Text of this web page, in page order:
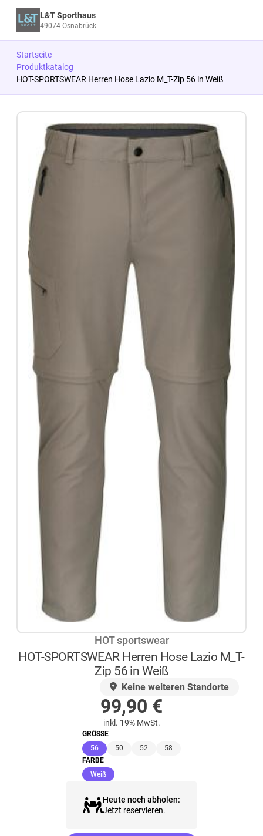
L&T Sporthaus
49074 Osnabrück
Startseite
Produktkatalog
HOT-SPORTSWEAR Herren Hose Lazio M_T-Zip 56 in Weiß
HOT sportswear
HOT-SPORTSWEAR Herren Hose Lazio M_T-
Zip 56 in Weiß
Keine weiteren Standorte
99,90 €
inkl. 19% MwSt.
GRÖSSE
56(ausgewählt)
50 52
58
FARBE
Weiß(ausgewählt)
Heute noch abholen:
Jetzt reservieren.